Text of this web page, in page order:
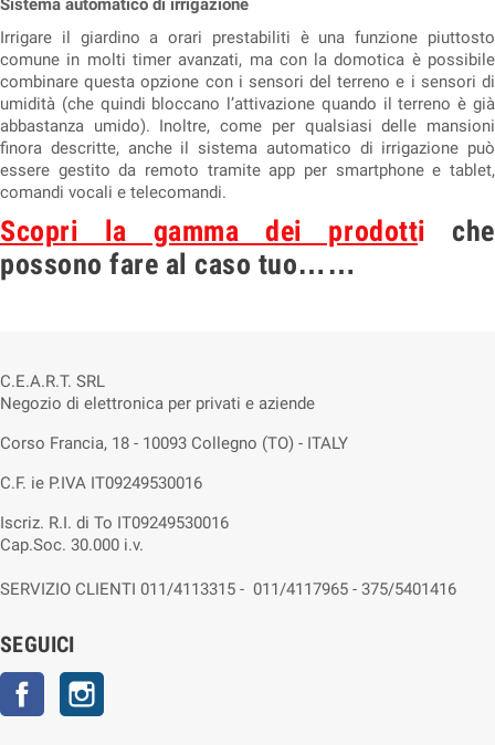
Sistema automatico di irrigazione
Irrigare il giardino a orari prestabiliti è una funzione piuttosto
comune in molti timer avanzati, ma con la domotica è possibile
combinare questa opzione con i sensori del terreno e i sensori di
umidità (che quindi bloccano l’attivazione quando il terreno è già
abbastanza umido). Inoltre, come per qualsiasi delle mansioni
finora descritte, anche il sistema automatico di irrigazione può
essere gestito da remoto tramite app per smartphone e tablet,
comandi vocali e telecomandi.
Scopri la gamma dei prodotti che
possono fare al caso tuo……
C.E.A.R.T. SRL
Negozio di elettronica per privati e aziende
Corso Francia, 18 - 10093 Collegno (TO) - ITALY
C.F. ie P.IVA IT09249530016
Iscriz. R.I. di To IT09249530016
Cap.Soc. 30.000 i.v.
SERVIZIO CLIENTI 011/4113315 - 011/4117965 - 375/5401416
SEGUICI
Facebook